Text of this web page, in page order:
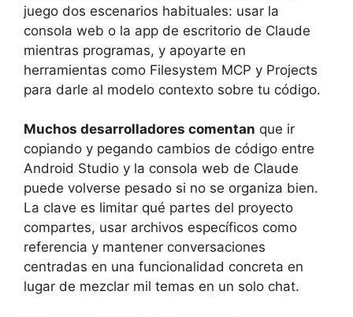
juego dos escenarios habituales: usar la
consola web o la app de escritorio de Claude
mientras programas, y apoyarte en
herramientas como Filesystem MCP y Projects
para darle al modelo contexto sobre tu código.
Muchos desarrolladores comentan que ir
copiando y pegando cambios de código entre
Android Studio y la consola web de Claude
puede volverse pesado si no se organiza bien.
La clave es limitar qué partes del proyecto
compartes, usar archivos específicos como
referencia y mantener conversaciones
centradas en una funcionalidad concreta en
lugar de mezclar mil temas en un solo chat.